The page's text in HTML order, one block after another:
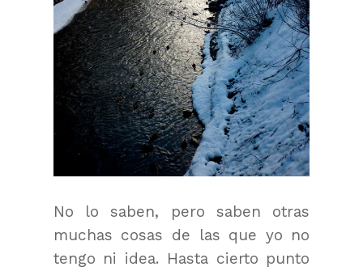
No lo saben, pero saben otras
muchas cosas de las que yo no
tengo ni idea. Hasta cierto punto